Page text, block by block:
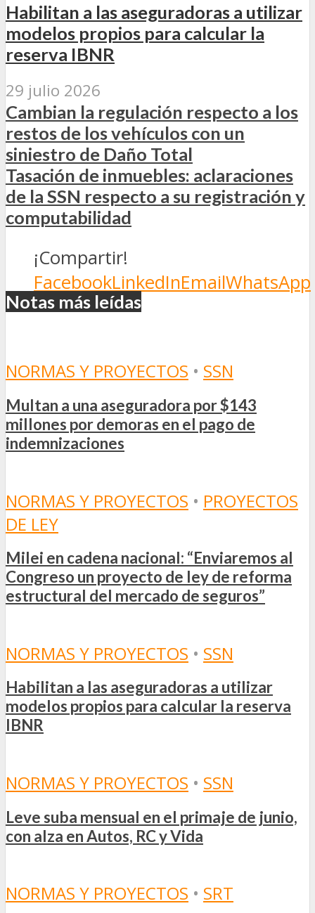
Habilitan a las aseguradoras a utilizar
modelos propios para calcular la
reserva IBNR
29 julio 2026
Cambian la regulación respecto a los
restos de los vehículos con un
siniestro de Daño Total
Tasación de inmuebles: aclaraciones
de la SSN respecto a su registración y
computabilidad
¡Compartir!
FacebookLinkedInEmailWhatsApp
Notas más leídas
NORMAS Y PROYECTOS • SSN
Multan a una aseguradora por $143
millones por demoras en el pago de
indemnizaciones
NORMAS Y PROYECTOS • PROYECTOS
DE LEY
Milei en cadena nacional: “Enviaremos al
Congreso un proyecto de ley de reforma
estructural del mercado de seguros”
NORMAS Y PROYECTOS • SSN
Habilitan a las aseguradoras a utilizar
modelos propios para calcular la reserva
IBNR
NORMAS Y PROYECTOS • SSN
Leve suba mensual en el primaje de junio,
con alza en Autos, RC y Vida
NORMAS Y PROYECTOS • SRT